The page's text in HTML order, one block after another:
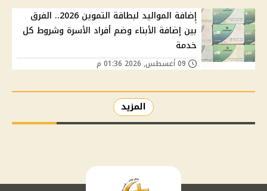
إضافة المواليد لبطاقة التموين 2026.. الفرق
بين إضافة الأبناء وضم أفراد الأسرة وشروط كل
خدمة
المزيد